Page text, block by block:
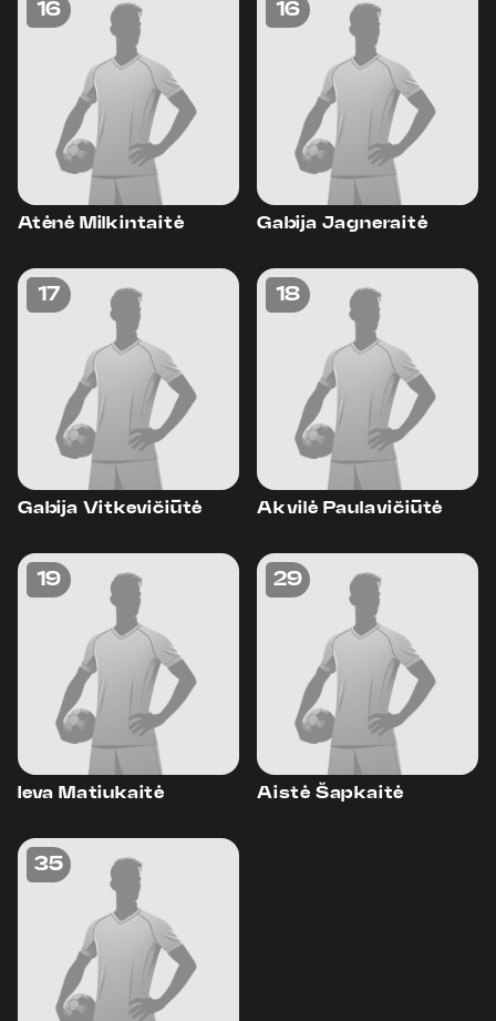
16
Atėnė Milkintaitė
16
Gabija Jagneraitė
17
Gabija Vitkevičiūtė
18
Akvilė Paulavičiūtė
19
Ieva Matiukaitė
29
Aistė Šapkaitė
35